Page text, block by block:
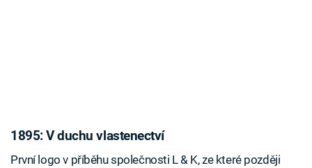
1895: V duchu vlastenectví
První logo v příběhu společnosti L & K, ze které později